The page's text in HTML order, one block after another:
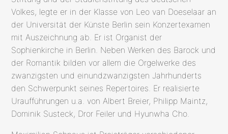
Volkes, legte er in der Klasse von Leo van Doeselaar an
der Universität der Künste Berlin sein Konzertexamen
mit Auszeichnung ab. Er ist Organist der
Sophienkirche in Berlin. Neben Werken des Barock und
der Romantik bilden vor allem die Orgelwerke des
zwanzigsten und einundzwanzigsten Jahrhunderts
den Schwerpunkt seines Repertoires. Er realisierte
Uraufführungen u.a. von Albert Breier, Philipp Maintz,
Dominik Susteck, Dror Feiler und Hyunwha Cho.